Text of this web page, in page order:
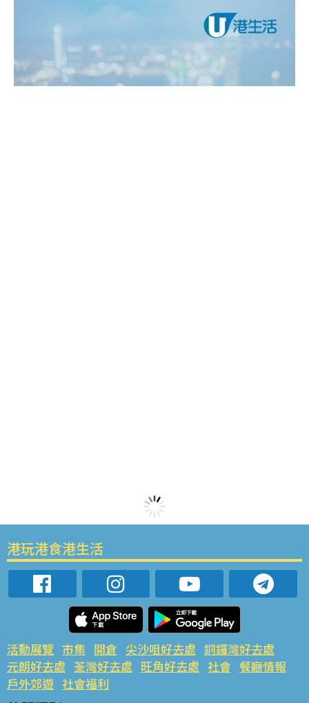
港玩港食港生活
活動展覽 市集 開倉 尖沙咀好去處 銅鑼灣好去處
元朗好去處 荃灣好去處 旺角好去處 社會 餐廳情報
戶外郊遊 社會福利